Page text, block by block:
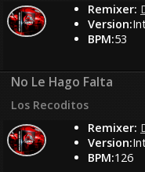
Remixer:
Version:
BPM:53
No Le Hago Falta
Los Recoditos
Remixer:
Version:
BPM:126